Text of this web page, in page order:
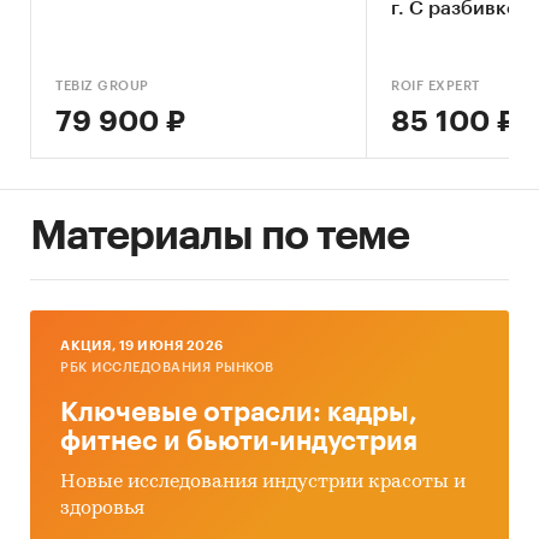
TEBIZ GROUP
79 900 ₽
г. С разбивкой.
ROIF EXPERT
85 100 ₽
Материалы по теме
AКЦИЯ, 19 ИЮНЯ 2026
РБК ИССЛЕДОВАНИЯ РЫНКОВ
Ключевые отрасли: кадры,
фитнес и бьюти-индустрия
Новые исследования индустрии красоты и
здоровья